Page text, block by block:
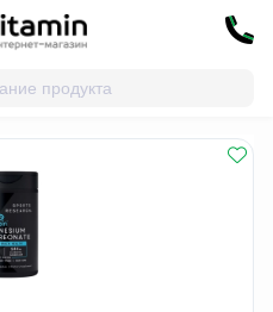
» магний l-треонат